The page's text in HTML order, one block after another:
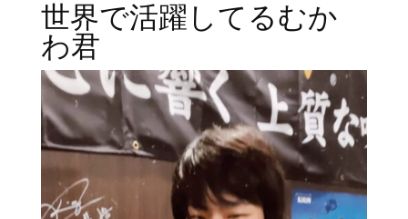
世界で活躍してるむか
わ君